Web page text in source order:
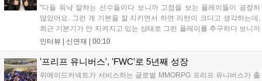
"다들 워낙 잘하는 선수들이다 보니까 고점을 보는 플레이들이 굉장히
많았어요. 그런 게 기본을 잘 지키면서 하면 리턴이 크다고 생각하는데,
최근 기본기가 안 지켜지고 있는 상태로 그런 플레이를 추구하다 보니까
팀적으로 안 좋은 사고가 계속 많이 났던 것 같습니다." T1은 6일 서울 종
인터뷰 | 신연재 00:10
'프리프 유니버스', 'FWC'로 5년째 성장
위메이드커넥트가 서비스하는 글로벌 MMORPG 프리프 유니버스가 출